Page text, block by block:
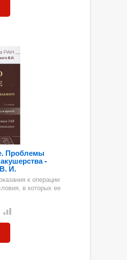
Проблемы
-
И.
к операции
в которых ее